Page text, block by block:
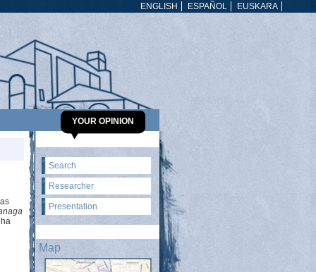
EUSKARA
ESPAÑOL
ENGLISH
YOUR OPINION
Search
Researcher
Presentation
Map